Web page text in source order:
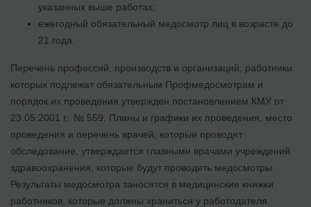
указанных выше работах;
ежегодный обязательный медосмотр лиц в возрасте до
21 года.
Перечень профессий, производств и организаций, работники
которых подлежат обязательным Профмедосмотрам и
порядок их проведения утвержден постановлением КМУ от
23.05.2001 г.. № 559. Планы и графики их проведения, место
проведения и перечень врачей, которые проводят
обследование, утверждается главными врачами учреждений
здравоохранения, которые будут проводить медосмотры.
Результаты медосмотра заносятся в медицинские книжки
работников, которые должны храниться у работодателя.